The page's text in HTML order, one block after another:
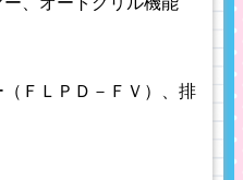
ＦＬＰＤ－ＦＶ）、排